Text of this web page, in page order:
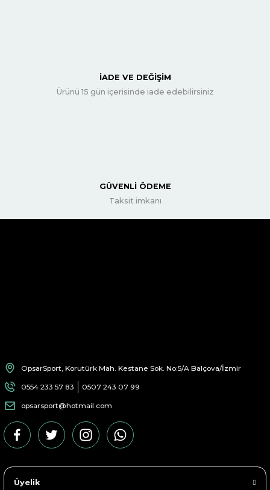
İADE VE DEĞİŞİM
Ürünü 15 gün içerisinde iade edebilirsiniz
GÜVENLİ ÖDEME
Taksit imkanı
OpsarSport, Korutürk Mah. Kestane Sok. No:5/A Balçova/İzmir
0554 233 57 83 0507 243 07 99
opsarsport@hotmail.com
Üyelik